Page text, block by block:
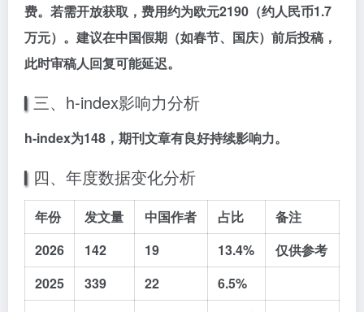
费。若需开放获取，费用约为欧元2190（约人民币1.7
万元）。建议在中国假期（如春节、国庆）前后投稿，
此时审稿人回复可能延迟。
三、h-index影响力分析
h-index为148 ，期刊文章有良好持续影响力。
四、年度数据变化分析
年份 发文量 中国作者 占比
备注
2026
142 19 13.4%
仅供参考
2025
339 22
6.5%